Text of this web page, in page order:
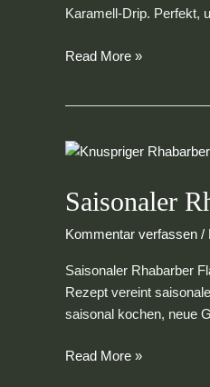
Karamell-Drip. Perfekt,
Read More »
Saisonaler
Kommentar verfassen /
Saisonaler Rhabarber
Rezept vereint
saisonal kochen, neue
Saisonaler
Flammkuchen
mit
Ziegenkäse
Read More »